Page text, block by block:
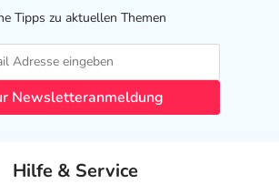
Health Deutschland GmbH
können Sie sich oben
Tipps zu aktuellen Themen
Newsletteranmeldung
Hilfe & Service